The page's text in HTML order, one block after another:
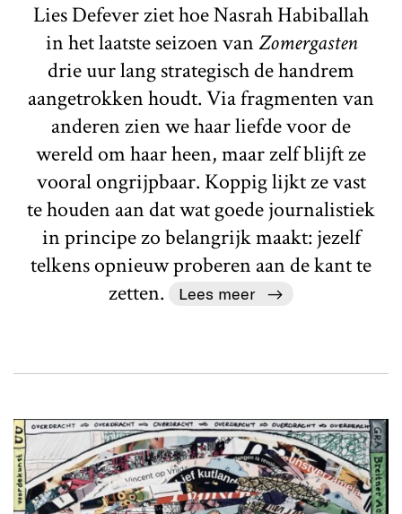
Lies Defever ziet hoe Nasrah Habiballah
in het laatste seizoen vanZomergasten
drie uur lang strategisch de handrem
aangetrokken houdt. Via fragmenten van
anderen zien we haar liefde voor de
wereld om haar heen, maar zelf blijft ze
vooral ongrijpbaar. Koppig lijkt ze vast
te houden aan dat wat goede journalistiek
in principe zo belangrijk maakt: jezelf
telkens opnieuw proberen aan de kant te
zetten.
Lees meer